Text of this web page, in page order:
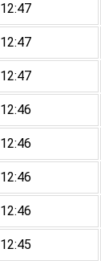
12:47
12:47
12:47
12:46
12:46
12:46
12:46
12:45